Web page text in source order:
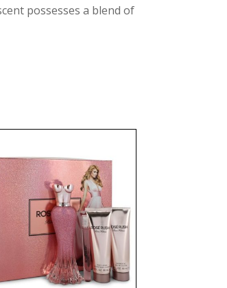
possesses a blend of